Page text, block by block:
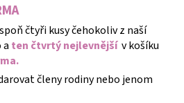
čtyři kusy čehokoliv z naší
a ten čtvrtý nejlevnější v košíku
členy rodiny nebo jenom